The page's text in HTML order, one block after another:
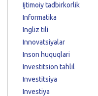
Ijtimoiy tadbirkorlik
Informatika
Ingliz tili
Innovatsiyalar
Inson huquqlari
Investitsion tahlil
Investitsiya
Investiya